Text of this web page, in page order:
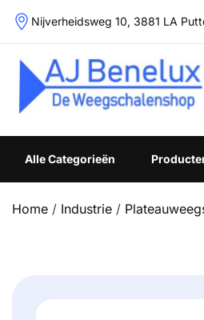
Skip
Nijverheidsweg 10, 3881 LA
Weegschalenshop |
Alle Categorieën
Home / Industrie /